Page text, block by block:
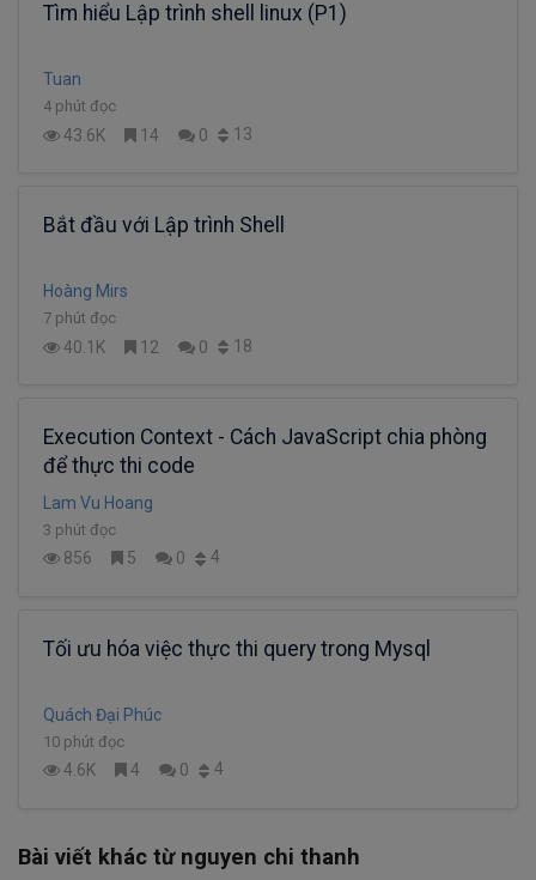
Tìm hiểu Lập trình shell linux (P1)
Tuan
4 phút đọc
43.6K 14 0 13
Bắt đầu với Lập trình Shell
Hoàng Mirs
7 phút đọc
40.1K 12 0 18
Execution Context - Cách JavaScript chia phòng
để thực thi code
Lam Vu Hoang
3 phút đọc
856 5 0 4
Tối ưu hóa việc thực thi query trong Mysql
Quách Đại Phúc
10 phút đọc
4.6K 4 0 4
Bài viết khác từ nguyen chi thanh